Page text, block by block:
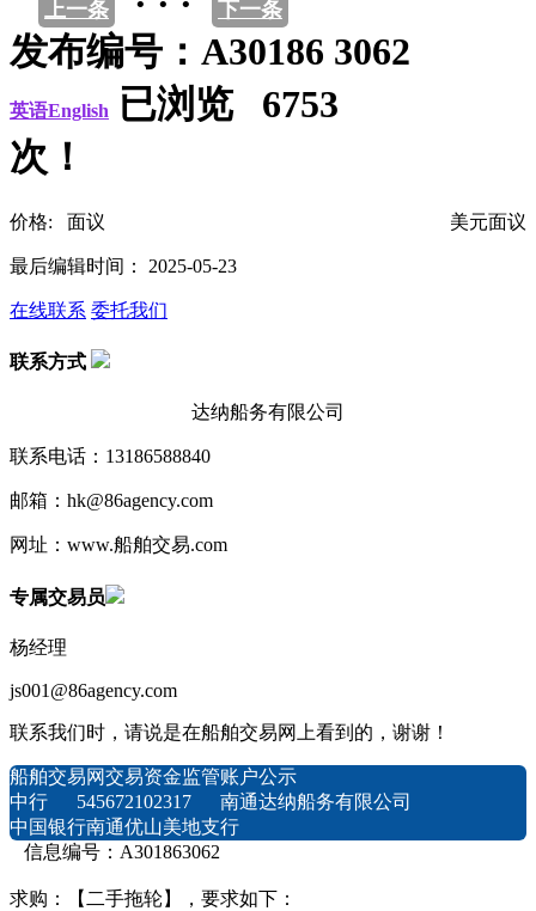
上一条 下一条
发布编号：A30186 3062
英语English
已浏览 6753
次！
价格: 面议 美元面议
最后编辑时间： 2025-05-23
在线联系 委托我们
联系方式
达纳船务有限公司
联系电话：13186588840
邮箱：hk@86agency.com
网址：www.船舶交易.com
专属交易员
杨经理
js001@86agency.com
联系我们时，请说是在船舶交易网上看到的，谢谢！
船舶交易网交易资金监管账户公示
中行 545672102317 南通达纳船务有限公司
中国银行南通优山美地支行
信息编号：A301863062
求购：【二手拖轮】，要求如下：